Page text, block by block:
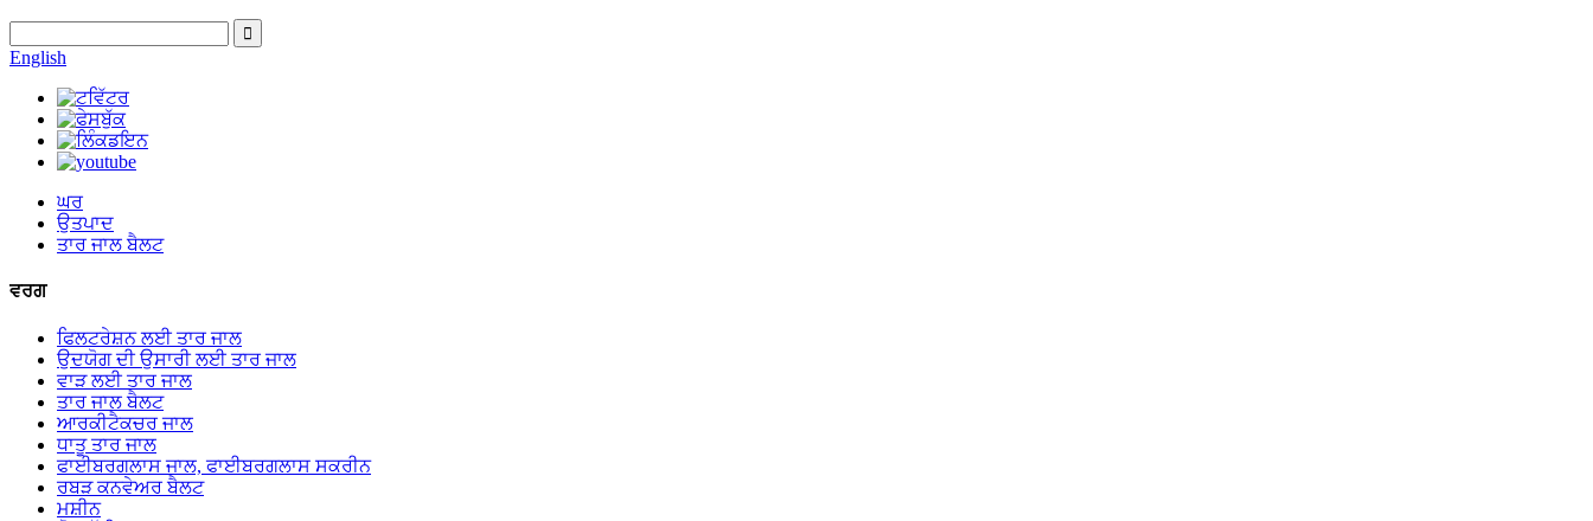
English
ਘਰ
ਉਤਪਾਦ
ਤਾਰ ਜਾਲ ਬੈਲਟ
ਵਰਗ
ਫਿਲਟਰੇਸ਼ਨ ਲਈ ਤਾਰ ਜਾਲ
ਉਦਯੋਗ ਦੀ ਉਸਾਰੀ ਲਈ ਤਾਰ ਜਾਲ
ਵਾੜ ਲਈ ਤਾਰ ਜਾਲ
ਤਾਰ ਜਾਲ ਬੈਲਟ
ਆਰਕੀਟੈਕਚਰ ਜਾਲ
ਧਾਤੂ ਤਾਰ ਜਾਲ
ਫਾਈਬਰਗਲਾਸ ਜਾਲ, ਫਾਈਬਰਗਲਾਸ ਸਕਰੀਨ
ਰਬੜ ਕਨਵੇਅਰ ਬੈਲਟ
ਮਸ਼ੀਨ